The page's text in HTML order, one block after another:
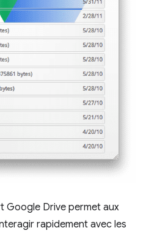
Google Drive permet aux
rapidement avec les